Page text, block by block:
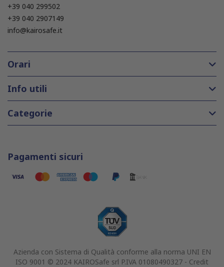
+39 040 299502
+39 040 2907149
info@kairosafe.it
Orari
Info utili
Categorie
Pagamenti sicuri
Azienda con Sistema di Qualità conforme alla norma UNI EN
ISO 9001 © 2024 KAIROSafe srl P.IVA 01080490327 - Credit